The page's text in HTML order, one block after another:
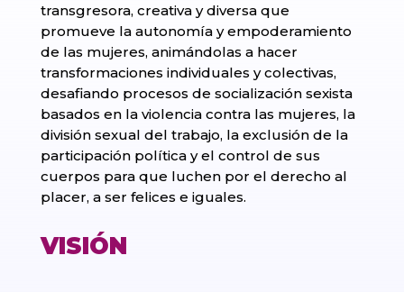
transgresora, creativa y diversa que
promueve la autonomía y empoderamiento
de las mujeres, animándolas a hacer
transformaciones individuales y colectivas,
desafiando procesos de socialización sexista
basados en la violencia contra las mujeres, la
división sexual del trabajo, la exclusión de la
participación política y el control de sus
cuerpos para que luchen por el derecho al
placer, a ser felices e iguales.
VISIÓN